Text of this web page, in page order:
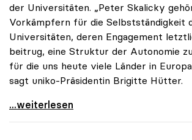
der Universitäten. „Peter Skalicky
Vorkämpfern für die Selbstständigkeit
Universitäten, deren Engagement
beitrug, eine Struktur der Autonomie
für die uns heute viele Länder in
sagt uniko-Präsidentin Brigitte Hütter.
uniko trauert um ehemaligen
...weiterlesen